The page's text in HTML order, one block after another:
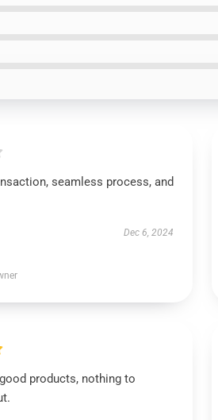
seamless process, and
Dec 6, 2024
products, nothing to